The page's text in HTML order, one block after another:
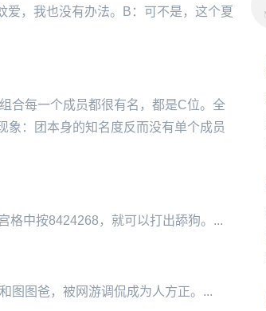
，我也没有办法。B：可不是，这个夏
合每一个成员都很有名，都是C位。全
象：团本身的知名度反而没有单个成员
格中按8424268，就可以打出舔狗。...
图图爸，被网游调侃成为人方正。...